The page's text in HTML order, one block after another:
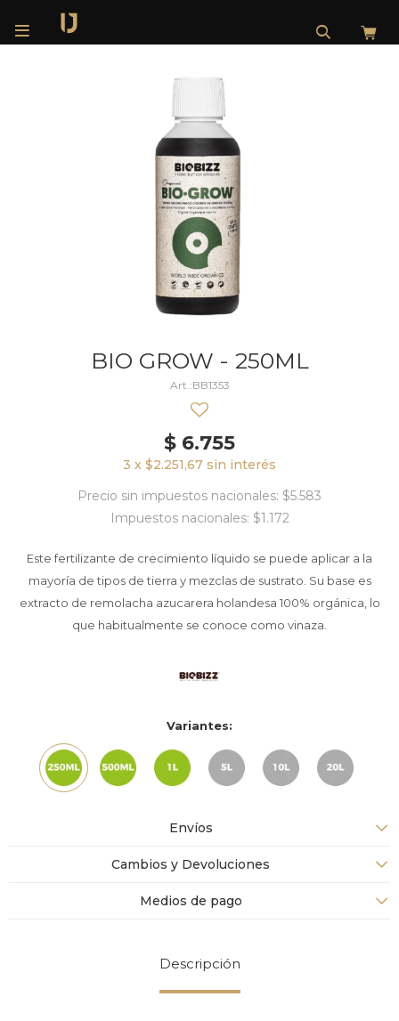

BIO GROW - 250ML
BB1353
$ 6.755
3 x $2.251,67 sin interés
Precio sin impuestos nacionales: $5.583
Impuestos nacionales: $1.172
Este fertilizante de crecimiento líquido se puede aplicar a la
mayoría de tipos de tierra y mezclas de sustrato. Su base es
extracto de remolacha azucarera holandesa 100% orgánica, lo
que habitualmente se conoce como vinaza.
Variantes:
Envíos
Cambios y Devoluciones
Medios de pago
Descripción